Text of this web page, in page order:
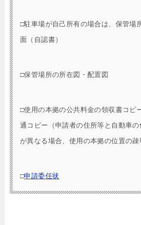
□駐車場が自己所有の場合は、保管場
面（自認書）
□保管場所の所在図・配置図
□使用の本拠の公共料金の領収書コピ
通コピー（申請者の住所等と自動車
が異なる場合、使用の本拠の位置の疎
□申請委任状